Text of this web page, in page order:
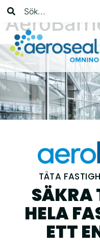
Sök...
TÄTA
SÄKRA
HELA
ETT